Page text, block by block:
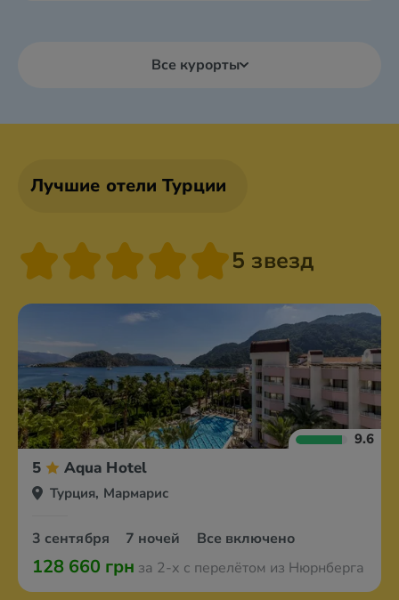
Все курорты
Лучшие отели Турции
5 звезд
9.6
5 Aqua Hotel
Турция, Мармарис
3 сентября 7 ночей Все включено
128 660 грн за 2-х с перелётом из Нюрнберга